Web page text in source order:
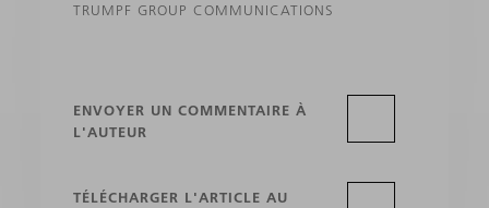
TRUMPF GROUP COMMUNICATIONS
ENVOYER UN COMMENTAIRE À
L'AUTEUR
TÉLÉCHARGER L'ARTICLE AU